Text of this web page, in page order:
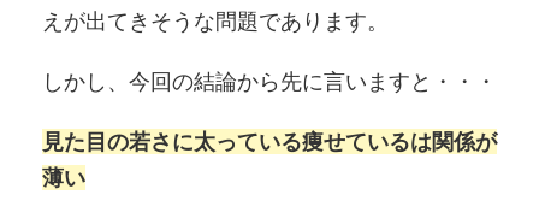
えが出てきそうな問題であります。
しかし、今回の結論から先に言いますと・・・
見た目の若さに太っている痩せているは関係が
薄い